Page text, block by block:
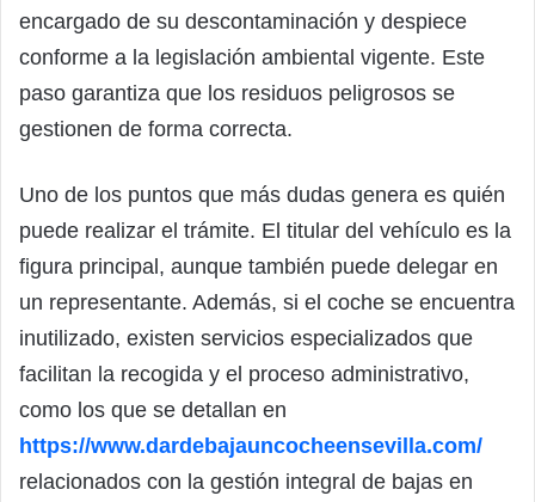
encargado de su descontaminación y despiece
conforme a la legislación ambiental vigente. Este
paso garantiza que los residuos peligrosos se
gestionen de forma correcta.
Uno de los puntos que más dudas genera es quién
puede realizar el trámite. El titular del vehículo es la
figura principal, aunque también puede delegar en
un representante. Además, si el coche se encuentra
inutilizado, existen servicios especializados que
facilitan la recogida y el proceso administrativo,
como los que se detallan en
https://www.dardebajauncocheensevilla.com/
relacionados con la gestión integral de bajas en